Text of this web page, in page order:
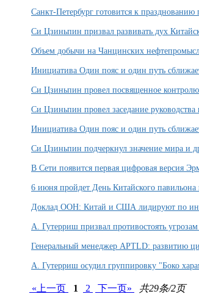
Санкт-Петербург готовится к
Си Цзиньпин призвал развивать дух
Объем добычи на Чанцинских
Инициатива Один пояс и один путь
Си Цзиньпин провел посвященное
Си Цзиньпин провел заседание
Инициатива Один пояс и один путь
Си Цзиньпин подчеркнул значение мира и
В Сети появится первая цифровая версия
6 июня пройдет День Китайского
Доклад ООН: Китай и США лидируют по
А. Гутерриш призвал противостоять
Генеральный менеджер APTLD: развитию
А. Гутерриш осудил группировку "Боко
«上一页 1 2 下一页» 共29条/2页